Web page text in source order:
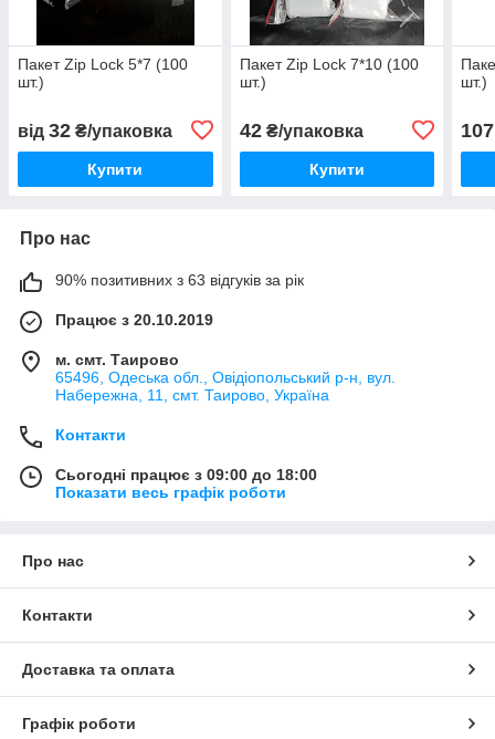
Пакет Zip Lock 5*7 (100
шт.)
від 32 ₴/упаковка
Купити
Пакет Zip Lock 7*10 (100
шт.)
42₴/упаковка
Купити
шт.)
107
Про нас
90% позитивних з 63 відгуків за рік
Працює з 20.10.2019
м. смт. Таирово
65496, Одеська обл., Овідіопольський р-н, вул.
Набережна, 11, смт. Таирово, Україна
Контакти
Сьогодні працює з 09:00 до 18:00
Показати весь графік роботи
Про нас
Контакти
Доставка та оплата
Графік роботи